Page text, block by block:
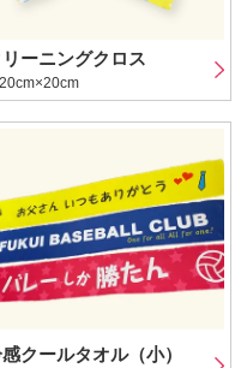
リーニングクロス
クールタオル（小）